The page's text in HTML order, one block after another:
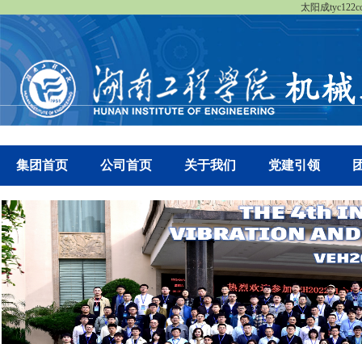
太阳成
集团首页 公司首页 关于我们 党建引领